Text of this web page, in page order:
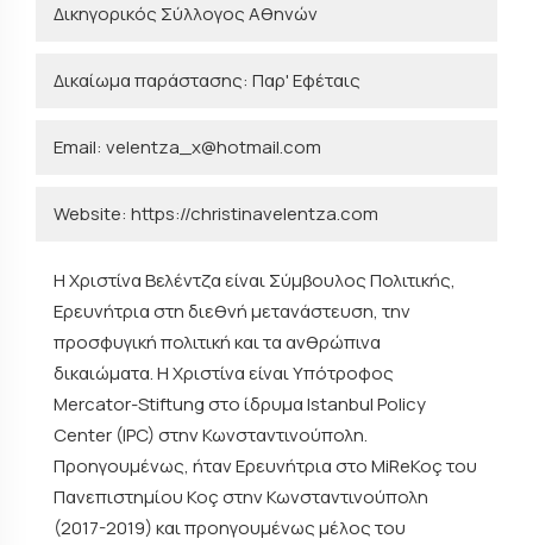
Δικηγορικός Σύλλογος Αθηνών
Δικαίωμα παράστασης: Παρ' Εφέταις
Email: velentza_x@hotmail.com
Website: https://christinavelentza.com
Η Χριστίνα Βελέντζα είναι Σύμβουλος Πολιτικής,
Ερευνήτρια στη διεθνή μετανάστευση, την
προσφυγική πολιτική και τα ανθρώπινα
δικαιώματα. Η Χριστίνα είναι Υπότροφος
Μercator-Stiftung στο ίδρυμα Istanbul Policy
Center (IPC) στην Κωνσταντινούπολη.
Προηγουμένως, ήταν Ερευνήτρια στο MiReKoç του
Πανεπιστημίου Koç στην Κωνσταντινούπολη
(2017-2019) και προηγουμένως μέλος του